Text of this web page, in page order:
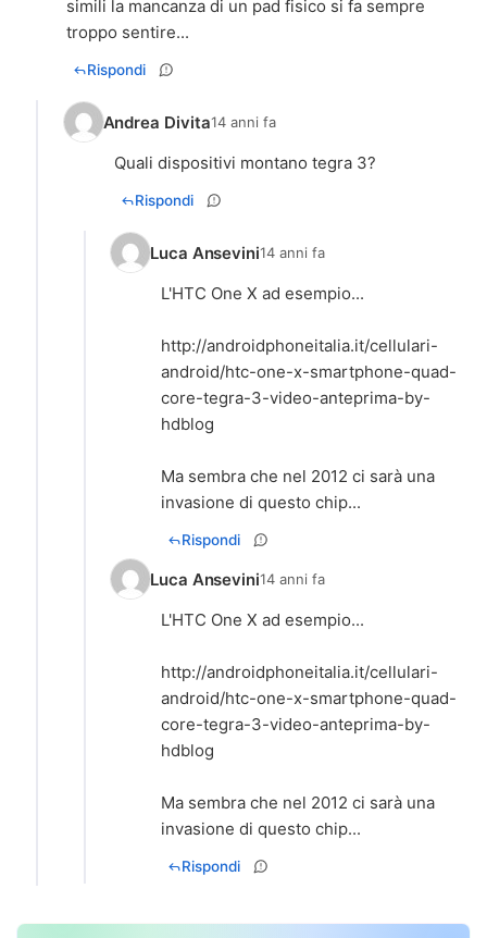
simili la mancanza di un pad fisico si fa sempre
troppo sentire...
Rispondi
Andrea Divita14 anni fa
Quali dispositivi montano tegra 3?
Rispondi
Luca Ansevini14 anni fa
L'HTC One X ad esempio...
http://androidphoneitalia.it/cellulari-
android/htc-one-x-smartphone-quad-
core-tegra-3-video-anteprima-by-
hdblog
Ma sembra che nel 2012 ci sarà una
invasione di questo chip...
Rispondi
Luca Ansevini14 anni fa
L'HTC One X ad esempio...
http://androidphoneitalia.it/cellulari-
android/htc-one-x-smartphone-quad-
core-tegra-3-video-anteprima-by-
hdblog
Ma sembra che nel 2012 ci sarà una
invasione di questo chip...
Rispondi